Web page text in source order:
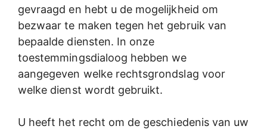
gevraagd en hebt u de mogelijkheid om
bezwaar te maken tegen het gebruik van
bepaalde diensten. In onze
toestemmingsdialoog hebben we
aangegeven welke rechtsgrondslag voor
welke dienst wordt gebruikt.
U heeft het recht om de geschiedenis van uw